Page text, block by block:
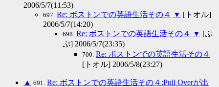
2006/5/7(11:53)
697. Re: ボストンでの英語生活その４ ▼ [トオル]
2006/5/7(14:20)
698. Re: ボストンでの英語生活その４ ▼ [ぷ
ぷ] 2006/5/7(23:35)
700. Re: ボストンでの英語生活その４
[トオル] 2006/5/8(23:27)
▲ 691.
Re: ボストンでの英語生活その４:Pull Overが出